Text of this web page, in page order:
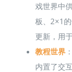
戏世界中
板、2×1
更新，用
教程世界
内置了交